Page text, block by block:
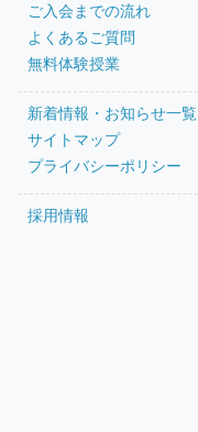
ご入会までの流れ
よくあるご質問
無料体験授業
新着情報・お知らせ一覧
サイトマップ
プライバシーポリシー
採用情報